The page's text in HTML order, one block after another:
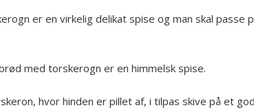
januar 2011(1)
november 2010(12)
Meta
er en virkelig delikat spise og man skal
med torskerogn er en himmelsk spise.
hvor hinden er pillet af, i tilpas skive på et